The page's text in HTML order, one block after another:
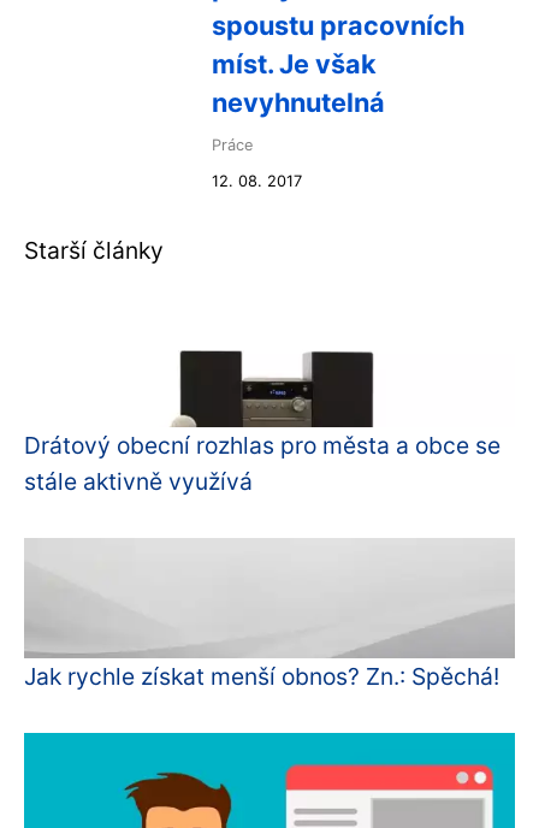
spoustu pracovních
míst. Je však
nevyhnutelná
Práce
12. 08. 2017
Starší články
Drátový obecní rozhlas pro města a obce se
stále aktivně využívá
Jak rychle získat menší obnos? Zn.: Spěchá!